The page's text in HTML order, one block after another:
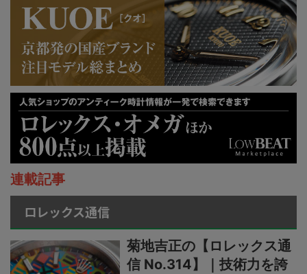
連載記事
ロレックス通信
菊地吉正の【ロレックス通
信 No.314】｜技術力を誇